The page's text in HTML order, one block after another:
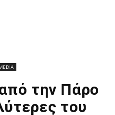
την Πάρο
του